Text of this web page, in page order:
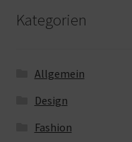
Kategorien
Allgemein
Design
Fashion